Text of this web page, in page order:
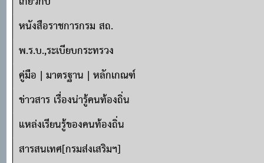
หนังสือราชการกรม สถ.
พ.ร.บ.,ระเบียบกระทรวง
คู่มือ | มาตรฐาน | หลักเกณฑ์
ข่าวสาร เรื่องน่ารู้คนท้องถิ่น
แหล่งเรียนรู้ของคนท้องถิ่น
สารสนเทศ[กรมส่งเสริมฯ]